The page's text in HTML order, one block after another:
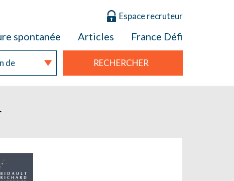
Espace recruteur
spontanée Articles France Défi
RECHERCHER